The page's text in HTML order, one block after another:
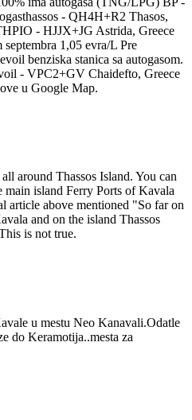
- QH4H+R2 Thasos,
- HJJX+JG Astrida, Greece
1,05 evra/L Pre
benziska stanica sa autogasom.
- VPC2+GV Chaidefto, Greece
u Google Map.
around Thassos Island. You can
main island Ferry Ports of Kavala
article above mentioned "So far on
and on the island Thassos
is not true.
u mestu Neo Kanavali.Odatle
do Keramotija..mesta za